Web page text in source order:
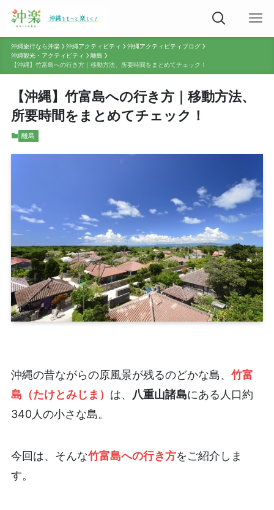
沖縄旅行なら沖楽 沖縄アクティビティ
沖縄アクティビティブログ
沖縄観光・アクティビティ
離島
【沖縄】竹富島への行き方｜移動方法、所要時間をまとめてチェック！
【沖縄】竹富島への行き方｜移動方法、
所要時間をまとめてチェック！
離島
沖縄の昔ながらの原風景が残るのどかな島、 竹富
島（たけとみじま） は、 八重山諸島にある人口約
340人の小さな島。
今回は、そんな竹富島への行き方をご紹介しま
す。